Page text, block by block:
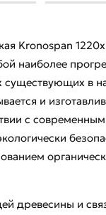
Kronospan
наиболее
существующих в
и
с
древесины и